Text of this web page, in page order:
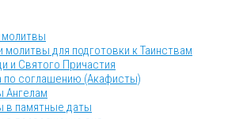
молитвы
молитвы для подготовки к Таинствам
и Святого Причастия
по соглашению (Акафисты)
Ангелам
в памятные даты